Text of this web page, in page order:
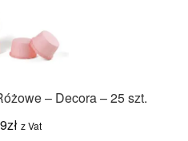
– Decora – 25 szt.
zł z Vat